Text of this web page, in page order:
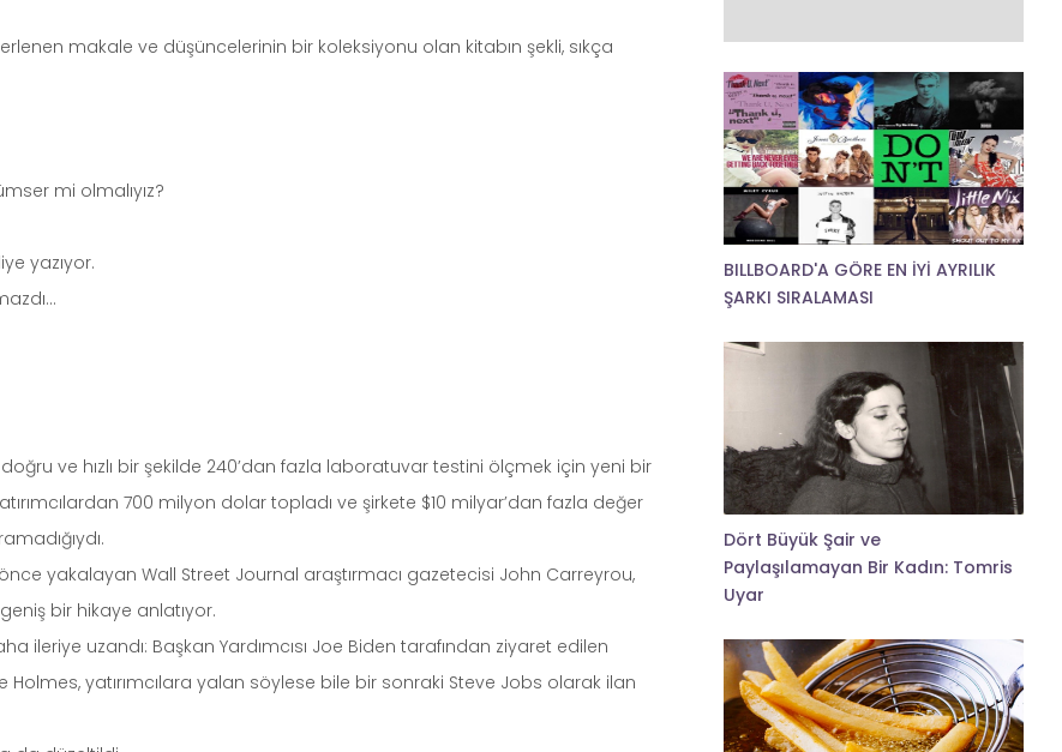
makale ve düşüncelerinin bir koleksiyonu olan kitabın şekli, sıkça
mi olmalıyız?
yazıyor.
ve hızlı bir şekilde 240’dan fazla laboratuvar testini ölçmek için yeni bir
700 milyon dolar topladı ve şirkete $10 milyar’dan fazla değer
yakalayan Wall Street Journal araştırmacı gazetecisi John Carreyrou,
bir hikaye anlatıyor.
ileriye uzandı: Başkan Yardımcısı Joe Biden tarafından ziyaret edilen
yatırımcılara yalan söylese bile bir sonraki Steve Jobs olarak ilan
BILLBOARD'A GÖRE EN İYİ AYRILIK
ŞARKI SIRALAMASI
Dört Büyük Şair ve
Paylaşılamayan Bir Kadın: Tomris
Uyar